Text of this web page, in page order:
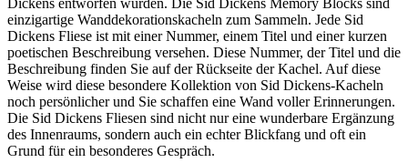
Dickens entworfen wurden. Die Sid Dickens Memory Blocks sind
einzigartige Wanddekorationskacheln zum Sammeln. Jede Sid
Dickens Fliese ist mit einer Nummer, einem Titel und einer kurzen
poetischen Beschreibung versehen. Diese Nummer, der Titel und die
Beschreibung finden Sie auf der Rückseite der Kachel. Auf diese
Weise wird diese besondere Kollektion von Sid Dickens-Kacheln
noch persönlicher und Sie schaffen eine Wand voller Erinnerungen.
Die Sid Dickens Fliesen sind nicht nur eine wunderbare Ergänzung
des Innenraums, sondern auch ein echter Blickfang und oft ein
Grund für ein besonderes Gespräch.